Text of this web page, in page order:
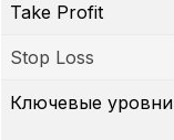
Take Profit
Stop Loss
Ключевые уровни